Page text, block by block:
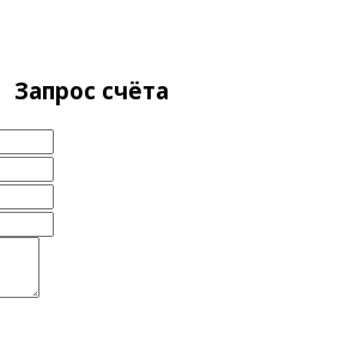
Запрос счёта